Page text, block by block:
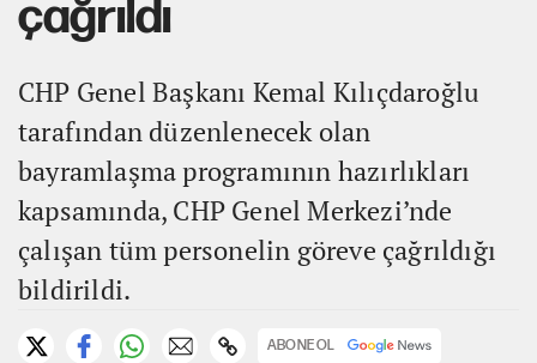
çağrıldı
CHP Genel Başkanı Kemal Kılıçdaroğlu
tarafından düzenlenecek olan
bayramlaşma programının hazırlıkları
kapsamında, CHP Genel Merkezi’nde
çalışan tüm personelin göreve çağrıldığı
bildirildi.
ABONE OL